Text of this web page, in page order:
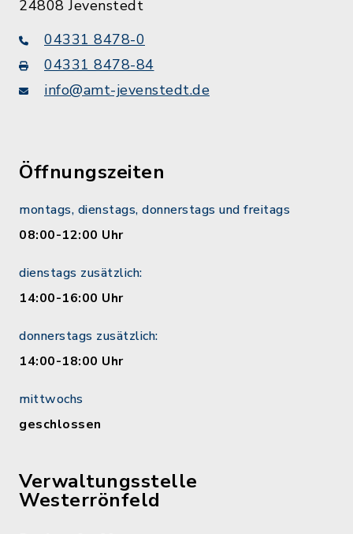
24808 Jevenstedt
04331 8478-0
04331 8478-84
info@amt-jevenstedt.de
Öffnungszeiten
montags, dienstags, donnerstags und freitags
08:00-12:00 Uhr
dienstags zusätzlich:
14:00-16:00 Uhr
donnerstags zusätzlich:
14:00-18:00 Uhr
mittwochs
geschlossen
Verwaltungsstelle
Westerrönfeld